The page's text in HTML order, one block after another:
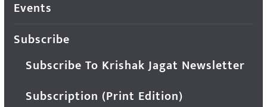
Events
Subscribe
Subscribe To Krishak Jagat Newsletter
Subscription (Print Edition)